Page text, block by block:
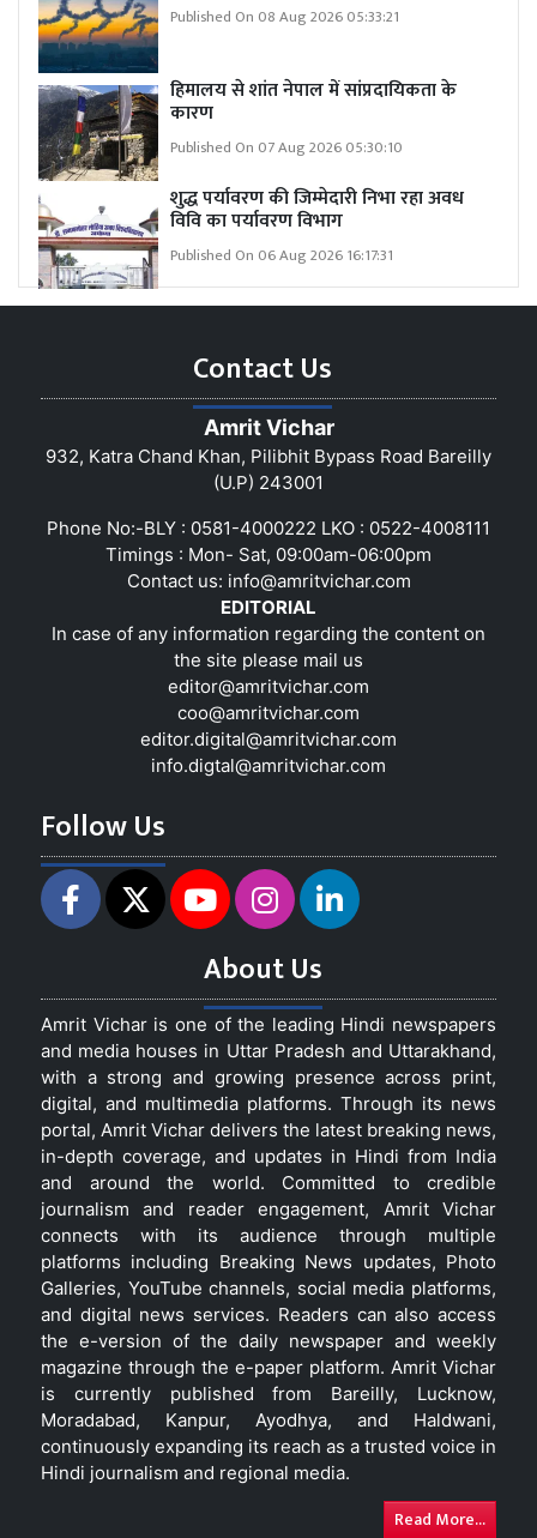
Published On 08 Aug 2026 05:33:21
हिमालय से शांत नेपाल में सांप्रदायिकता के
कारण
Published On 07 Aug 2026 05:30:10
शुद्ध पर्यावरण की जिम्मेदारी निभा रहा अवध
विवि का पर्यावरण विभाग
Published On 06 Aug 2026 16:17:31
Contact Us
Amrit Vichar
932, Katra Chand Khan, Pilibhit Bypass Road Bareilly
(U.P) 243001
Phone No:-BLY : 0581-4000222 LKO : 0522-4008111
Timings : Mon- Sat, 09:00am-06:00pm
Contact us: info@amritvichar.com
EDITORIAL
In case of any information regarding the content on
the site please mail us
editor@amritvichar.com
coo@amritvichar.com
editor.digital@amritvichar.com
info.digtal@amritvichar.com
Follow Us
About Us
Amrit Vichar is one of the leading Hindi newspapers
and media houses in Uttar Pradesh and Uttarakhand,
with a strong and growing presence across print,
digital, and multimedia platforms. Through its news
portal, Amrit Vichar delivers the latest breaking news,
in-depth coverage, and updates in Hindi from India
and around the world. Committed to credible
journalism and reader engagement, Amrit Vichar
connects with its audience through multiple
platforms including Breaking News updates, Photo
Galleries, YouTube channels, social media platforms,
and digital news services. Readers can also access
the e-version of the daily newspaper and weekly
magazine through the e-paper platform. Amrit Vichar
is currently published from Bareilly, Lucknow,
Moradabad, Kanpur, Ayodhya, and Haldwani,
continuously expanding its reach as a trusted voice in
Hindi journalism and regional media.
Read More...